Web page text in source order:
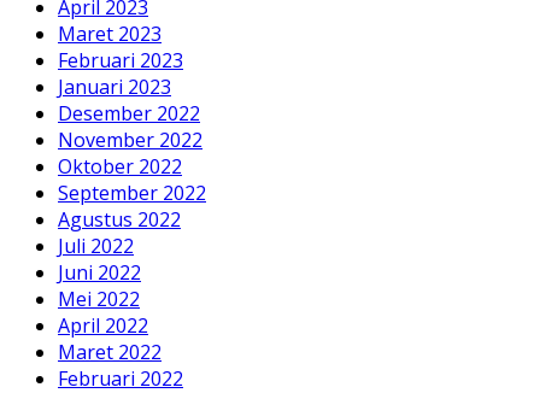
April 2023
Maret 2023
Februari 2023
Januari 2023
Desember 2022
November 2022
Oktober 2022
September 2022
Agustus 2022
Juli 2022
Juni 2022
Mei 2022
April 2022
Maret 2022
Februari 2022